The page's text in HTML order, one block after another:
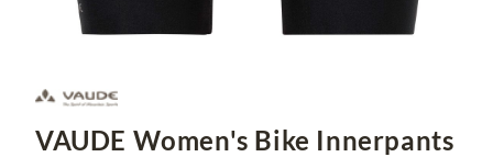
VAUDE Women's Bike Innerpants